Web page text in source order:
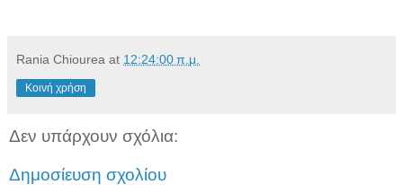
Rania Chiourea at 12:24:00 π.μ.
Κοινή χρήση
Δεν υπάρχουν σχόλια:
Δημοσίευση σχολίου